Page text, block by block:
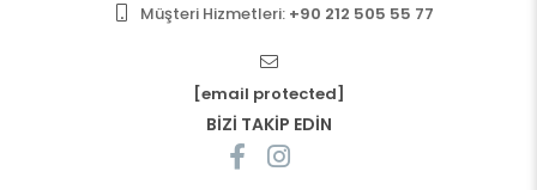
Müşteri Hizmetleri: +90 212 505 55 77
[email protected]
BİZİ TAKİP EDİN